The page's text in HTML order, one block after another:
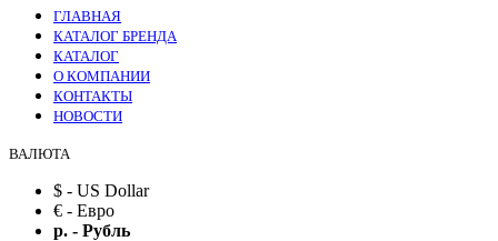
ГЛАВНАЯ
КАТАЛОГ БРЕНДА
КАТАЛОГ
О КОМПАНИИ
КОНТАКТЫ
НОВОСТИ
ВАЛЮТА
$ - US Dollar
€ - Евро
р. - Рубль